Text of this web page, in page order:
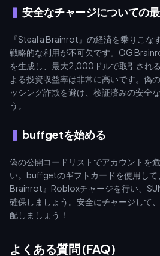
安全なチャージについての
『Steal a Brainrot』の経済を乗りこな
戦略的な利用が不可欠です。OG
を生成し、最大2,000ドルで取引され
よる投資収益率は非常に高いです。偽
ッシング詐欺を避け、検証済みの安全
う。
buffgetを始める
偽の公開コードリストでアカウントを
い。buffgetのギフトカードを使用して
Brainrot』Robloxチャージを行い、
確保しましょう。安全にチャージして
配しましょう！
よくある質問 (FAQ)